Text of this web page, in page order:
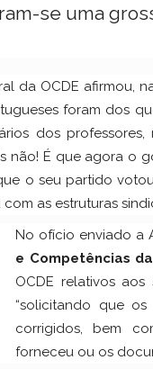
se uma
da OCDE afirmou,
foram dos
dos
não! É que agora o
o seu partido
as estruturas
No ofício enviado a
e Competências da
OCDE relativos
“solicitando que
corrigidos, bem
forneceu ou os